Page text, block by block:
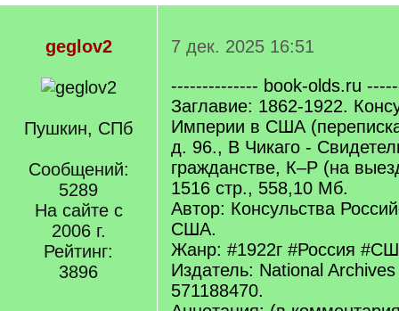
geglov2
Пушкин, СПб
Сообщений:
5289
На сайте с
2006 г.
Рейтинг:
3896
7 дек. 2025 16:51
-------------- book-olds.ru
Заглавие: 1862-1922.
Империи в США
д. 96., В Чикаго -
гражданстве, К–Р (на
1516 стр., 558,10 Мб.
Автор: Консульства
США.
Жанр: #1922г #Россия
Издатель: National
571188470.